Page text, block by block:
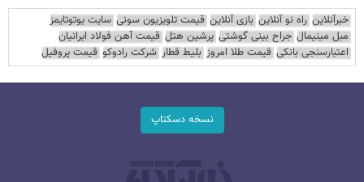
خبرآنلاین راه نو آنلاین بازی آنلاین قیمت تلویزیون سونی سایت یوتوتایمز
مبل مینیمال جراح بینی گوشتی پرشین هتل قیمت آهن فولاد ایرانیان
اعتبارسنجی بانکی قیمت طلا امروز بلیط قطار شرکت رادوکو قیمت پروفیل
نسخه دسکتاپ